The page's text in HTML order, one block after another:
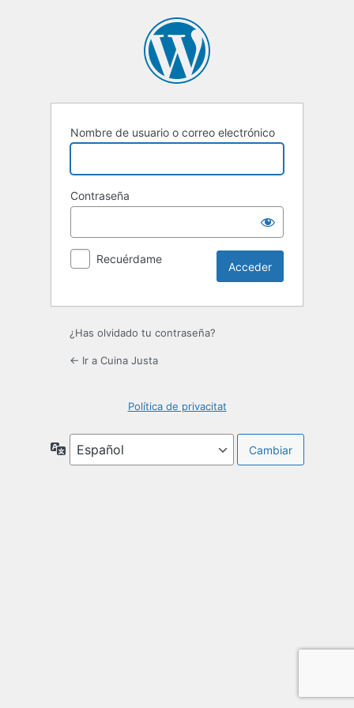
Nombre de usuario o correo electrónico
Contraseña
Recuérdame
¿Has olvidado tu contraseña?
← Ir a Cuina Justa
Política de privacitat
Idioma